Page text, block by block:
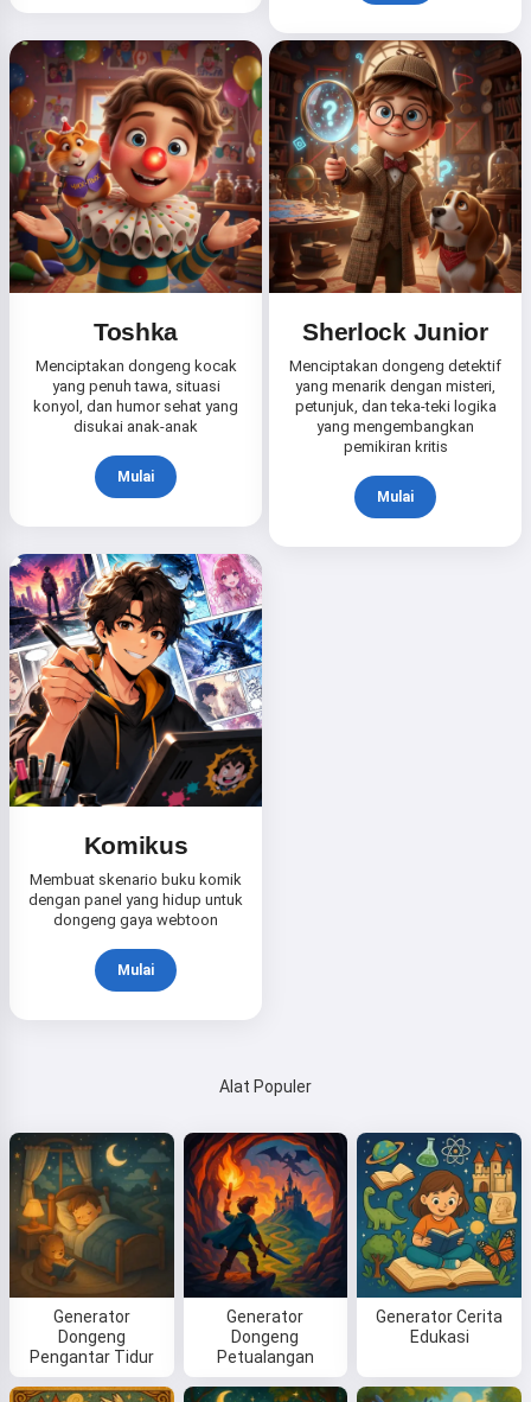
Toshka
Menciptakan dongeng kocak
yang penuh tawa, situasi
konyol, dan humor sehat yang
disukai anak-anak
Mulai
Sherlock Junior
Menciptakan dongeng detektif
yang menarik dengan misteri,
petunjuk, dan teka-teki logika
yang mengembangkan
pemikiran kritis
Mulai
Komikus
Membuat skenario buku komik
dengan panel yang hidup untuk
dongeng gaya webtoon
Mulai
Alat Populer
Generator
Dongeng
Pengantar Tidur
Generator
Dongeng
Petualangan
Generator Cerita
Edukasi
Hai! Aku Storiko 👋
pengantar tidur ajaib untuk anak-
anakmu 🌟
Dengan mulai menggunakan layanan ini, Anda
menerima:Ketentuan Layanan
Kebijakan Pengembalian Dana